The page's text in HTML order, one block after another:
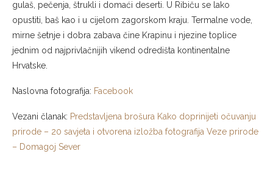
gulaš, pečenja, štrukli i domaći deserti. U Ribiču se lako
opustiti, baš kao i u cijelom zagorskom kraju. Termalne vode,
mirne šetnje i dobra zabava čine Krapinu i njezine toplice
jednim od najprivlačnijih vikend odredišta kontinentalne
Hrvatske.
Naslovna fotografija: Facebook
Vezani članak: Predstavljena brošura Kako doprinijeti očuvanju
prirode – 20 savjeta i otvorena izložba fotografija Veze prirode
– Domagoj Sever